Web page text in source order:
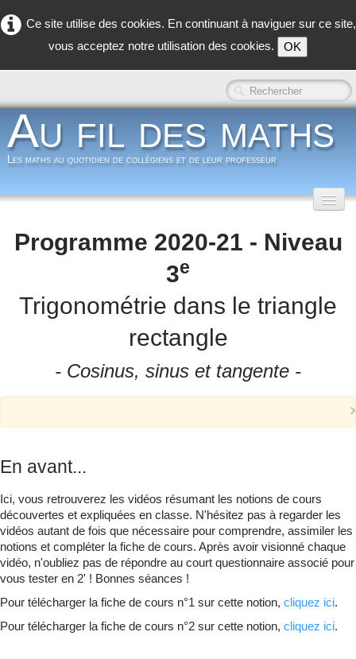
Ce site utilise des cookies. En continuant à naviguer sur ce site,
vous acceptez notre utilisation des cookies.
OK
Au fil des maths
Les maths au quotidien de collègiens et de leur professeur
Classe inversée
Dans la classe
▼
Qui suis-je ?▼
Programme 2020-21 - Niveau
3e
Trigonométrie dans le triangle
rectangle
- Cosinus, sinus et tangente -
En avant...
Ici, vous retrouverez les vidéos résumant les notions de cours
découvertes et expliquées en classe. N'hésitez pas à regarder les
vidéos autant de fois que nécessaire pour comprendre, assimiler les
notions et compléter la fiche de cours. Après avoir visionné chaque
vidéo, n'oubliez pas de répondre au court questionnaire associé pour
vous tester en 2' ! Bonnes séances !
Pour télécharger la fiche de cours n°1 sur cette notion, cliquez ici.
Pour télécharger la fiche de cours n°2 sur cette notion, cliquez ici.